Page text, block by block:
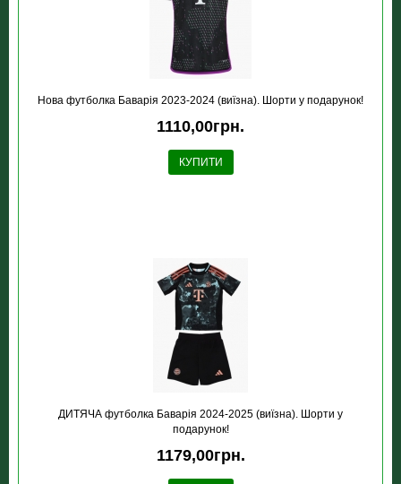
Нова футболка Баварія 2023-2024 (виїзна). Шорти у подарунок!
1110,00грн.
КУПИТИ
ДИТЯЧА футболка Баварія 2024-2025 (виїзна). Шорти у
подарунок!
1179,00грн.